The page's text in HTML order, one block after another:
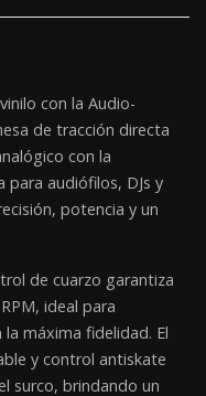
con la Audio-
de tracción directa
con la
para audiófilos, DJs y
potencia y un
de cuarzo garantiza
ideal para
máxima fidelidad. El
y control antiskate
surco, brindando un